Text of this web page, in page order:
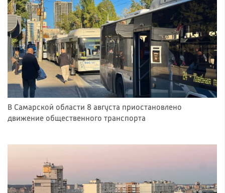
В Самарской области 8 августа приостановлено
движение общественного транспорта